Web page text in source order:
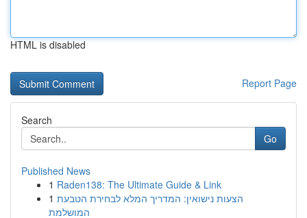
HTML is disabled
Report Page
Search
Go
Published News
1 Raden138: The Ultimate Guide & Link
1 הצעות נישואין: המדריך המלא לבחירת הטבעת
המושלמת